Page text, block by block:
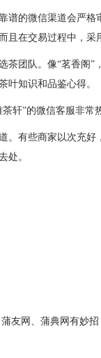
谱的微信渠道会严
且在交易过程中，采
茶团队。像“茗香阁
叶知识和品鉴心得。
轩”的微信客服非
。有些商家以次充
处。
友网、蒲典网有妙招